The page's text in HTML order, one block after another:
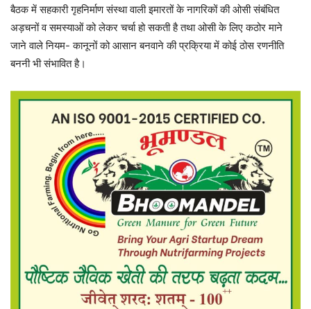
बैठक में सहकारी गृहनिर्माण संस्था वाली इमारतों के नागरिकों की ओसी संबंधित
अड़चनों व समस्याओं को लेकर चर्चा हो सकती है तथा ओसी के लिए कठोर माने
जाने वाले नियम- कानूनों को आसान बनवाने की प्रक्रिया में कोई ठोस रणनीति
बननी भी संभावित है।